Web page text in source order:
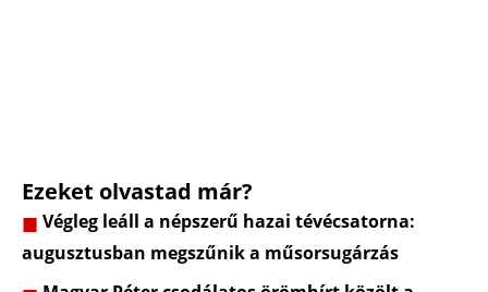
Ezeket olvastad már?
Végleg leáll a népszerű hazai tévécsatorna:
augusztusban megszűnik a műsorsugárzás